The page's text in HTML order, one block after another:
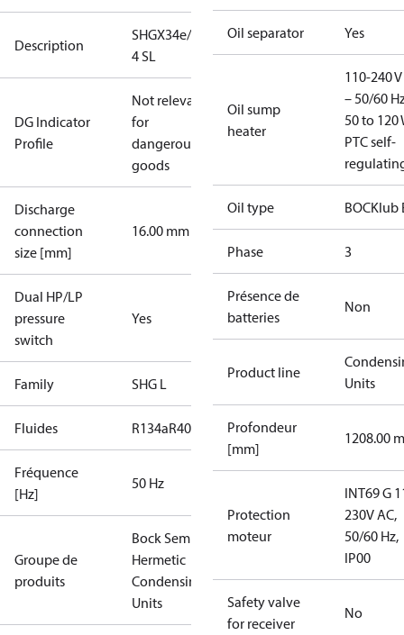
Description
SHGX34e/315-
4 SL
DG Indicator
Profile
Not relevant
for
dangerous
goods
Discharge
connection
size [mm]
16.00 mm
Dual HP/LP
pressure
switch
Yes
Family SHG L
Fluides R134aR404A R407AR407CR407F
Fréquence
[Hz]
50 Hz
Groupe de
produits
Bock Semi-
Hermetic
Condensing
Units
Oil separator Yes
Oil sump
heater
110-240
– 50/60
50 to 120
PTC self-
Oil type BOCKlub
Phase 3
Présence de
batteries
Non
Product line
Units
Profondeur
[mm]
1208.00
Protection
moteur
INT69 G
230V AC,
50/60 Hz,
IP00
Safety valve
for receiver
No